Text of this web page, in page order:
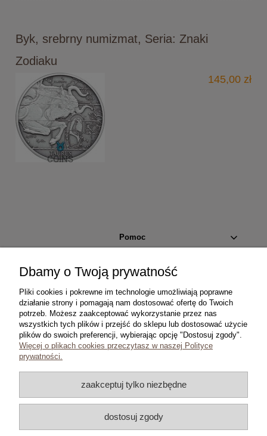
Byk, srebrny numizmat, Seria: Znaki
Zodiaku
145,00 zł
Pomoc
Moje konto
Płatności i dostawa
Informacje
Copyright © 2024 coins.com.pl
Dbamy o Twoją prywatność
Pliki cookies i pokrewne im technologie umożliwiają poprawne
działanie strony i pomagają nam dostosować ofertę do Twoich
potrzeb. Możesz zaakceptować wykorzystanie przez nas
wszystkich tych plików i przejść do sklepu lub dostosować użycie
plików do swoich preferencji, wybierając opcję "Dostosuj zgody".
Więcej o plikach cookies przeczytasz w naszej Polityce
prywatności.
zaakceptuj tylko niezbędne
dostosuj zgody